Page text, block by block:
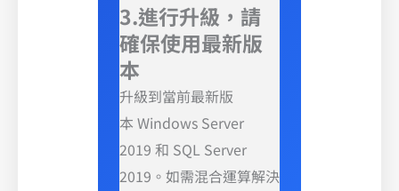
3.進行升級，請
確保使用最新版
本
升級到當前最新版
本 Windows Server
2019 和 SQL Server
2019。如需混合運算解決